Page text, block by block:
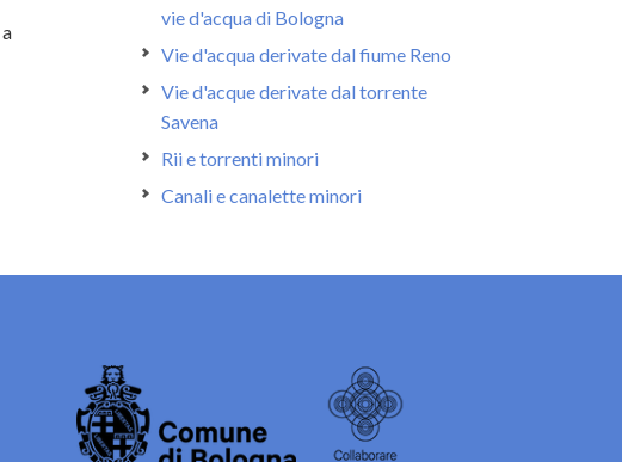
a
vie d'acqua di Bologna
Vie d'acqua derivate dal fiume Reno
Vie d'acque derivate dal torrente
Savena
Rii e torrenti minori
Canali e canalette minori